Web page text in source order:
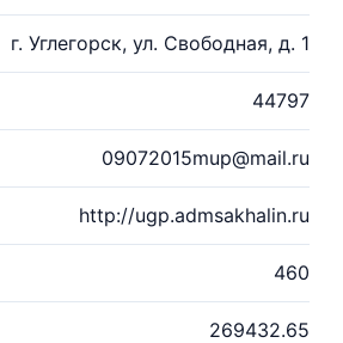
г. Углегорск, ул. Свободная, д. 1
44797
09072015mup@mail.ru
http://ugp.admsakhalin.ru
460
269432.65